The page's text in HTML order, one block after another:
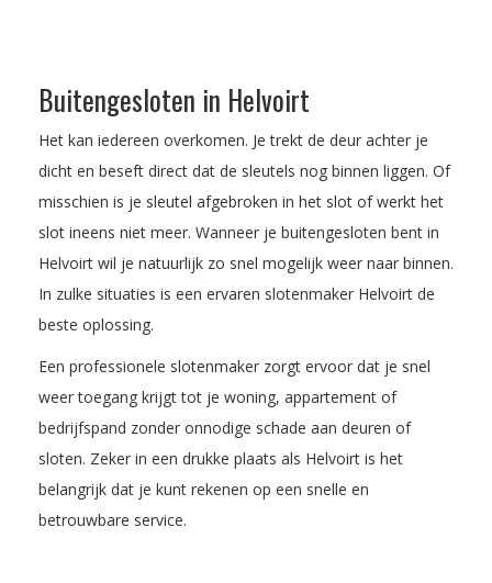
Buitengesloten in Helvoirt
Het kan iedereen overkomen. Je trekt de deur achter je
dicht en beseft direct dat de sleutels nog binnen liggen. Of
misschien is je sleutel afgebroken in het slot of werkt het
slot ineens niet meer. Wanneer je buitengesloten bent in
Helvoirt wil je natuurlijk zo snel mogelijk weer naar binnen.
In zulke situaties is een ervaren slotenmaker Helvoirt de
beste oplossing.
Een professionele slotenmaker zorgt ervoor dat je snel
weer toegang krijgt tot je woning, appartement of
bedrijfspand zonder onnodige schade aan deuren of
sloten. Zeker in een drukke plaats als Helvoirt is het
belangrijk dat je kunt rekenen op een snelle en
betrouwbare service.